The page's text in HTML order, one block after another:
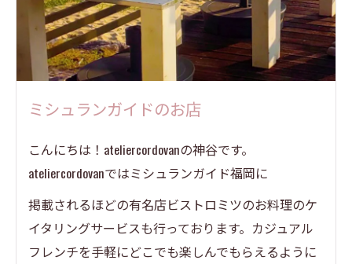
ミシュランガイドのお店
こんにちは！ateliercordovanの神谷です。
ateliercordovanではミシュランガイド福岡に
掲載されるほどの有名店ビストロミツのお料理のケ
イタリングサービスも行っております。カジュアル
フレンチを手軽にどこでも楽しんでもらえるように